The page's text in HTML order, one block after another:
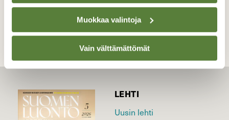
Muokkaa valintoja
Vain välttämättömät
LEHTI
Uusin lehti